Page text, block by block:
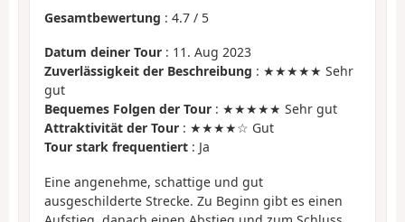
Gesamtbewertung : 4.7 / 5
Datum deiner Tour : 11. Aug 2023
Zuverlässigkeit der Beschreibung : ★★★★★ Sehr
gut
Bequemes Folgen der Tour : ★★★★★ Sehr gut
Attraktivität der Tour : ★★★★☆ Gut
Tour stark frequentiert : Ja
Eine angenehme, schattige und gut
ausgeschilderte Strecke. Zu Beginn gibt es einen